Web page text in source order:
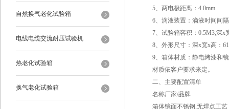
自然换气老化试验箱
电线电缆交流耐压试验机
热老化试验箱
换气老化试验箱
5、两电极距离：4.0mm
6、滴液装置：滴液时间间
7、试验箱容积：0.5M3,深x
8、外形尺寸：深x宽x高：
9、箱体材质：静电烤漆和
材质依客户要求来定。
二、主要配置清单
名称厂家/品牌
箱体镜面不锈钢,无焊点工艺